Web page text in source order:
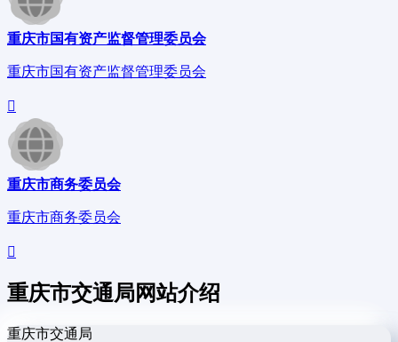
重庆市国有资产监督管理委员会
重庆市国有资产监督管理委员会
重庆市商务委员会
重庆市商务委员会
重庆市交通局网站介绍
重庆市交通局